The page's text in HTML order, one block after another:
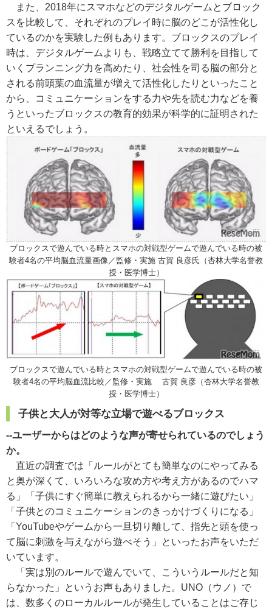
また、2018年にスマホなどのデジタルゲームとブロック
スを比較して、それぞれのプレイ時に脳のどこが活性化し
ているのかを実験した例もあります。ブロックスのプレイ
時は、デジタルゲームよりも、戦略立てて勝利を目指して
いくプランニング力を高めたり、社会性を司る脳の部分と
される前頭葉の血流量が増えて活性化したりといったこと
から、コミュニケーションをする力や先を読む力などを養
うといったブロックスの教育的効果が科学的に証明された
といえるでしょう。
ブロックスで遊んでいる時とスマホの対戦型ゲームで遊んでいる時の被
験者4名の平均脳血流量画像／監修・実施 古賀 良彦氏（杏林大学名誉教
授・医学博士）
ブロックスで遊んでいる時とスマホの対戦型ゲームで遊んでいる時の被
験者4名の平均脳血流比較／監修・実施 古賀 良彦（杏林大学名誉教
授・医学博士）
子供と大人が対等な立場で遊べるブロックス
--ユーザーからはどのような声が寄せられているのでしょう
か。
直近の調査では「ルールがとても簡単なのにやってみる
と奥が深くて、いろいろな攻め方や考え方があるのでハマ
る」「子供にすぐ簡単に教えられるから一緒に遊びたい」
「子供とのコミュニケーションのきっかけづくりになる」
「YouTubeやゲームから一旦切り離して、指先と頭を使っ
て脳に刺激を与えながら遊べそう」といったお声をいただ
いています。
「実は別のルールで遊んでいて、こういうルールだと知
らなかった」というお声もありました。UNO（ウノ）で
は、数多くのローカルルールが発生していることはご存じ